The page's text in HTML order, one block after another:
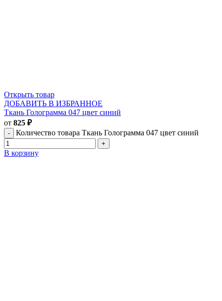
Открыть товар
ДОБАВИТЬ В ИЗБРАННОЕ
Ткань Голограмма 047 цвет синий
от 825 ₽
Количество товара Ткань Голограмма 047 цвет синий
В корзину